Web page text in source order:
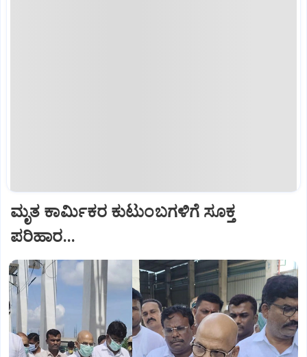
ಮೃತ ಕಾರ್ಮಿಕರ ಕುಟುಂಬಗಳಿಗೆ ಸೂಕ್ತ
ಪರಿಹಾರ...